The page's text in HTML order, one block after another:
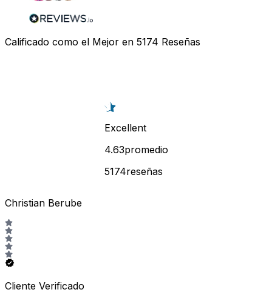
Calificado como el Mejor en 5174 Reseñas
Excellent
4.63promedio
5174reseñas
Christian Berube
Cliente Verificado